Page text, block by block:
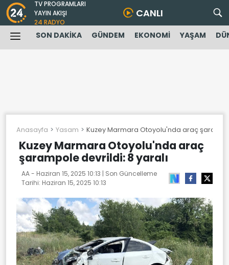
TV PROGRAMLARI
YAYIN AKIŞI
24 RADYO
CANLI
SON DAKİKA GÜNDEM EKONOMİ YAŞAM
Anasayfa Yasam Kuzey Marmara Otoyolu'nda araç
Kuzey Marmara Otoyolu'nda araç
şarampole devrildi: 8 yaralı
AA - Haziran 15, 2025 10:13 | Son Güncelleme
Tarihi: Haziran 15, 2025 10:13